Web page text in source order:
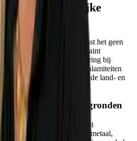
milieuvriendelijke
op kalkbasis, hierdoortast het geen
elementen aan. De Pro-Paint
voor een tijdelijke markering bij
kermissen, calamiteiten
ideaal voor gebruik in de land- en
voor vele ondergronden
hechting op allerlei
denken aan bijvoorbeeld metaal,